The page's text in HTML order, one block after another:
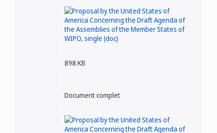
898 KB
Document complet